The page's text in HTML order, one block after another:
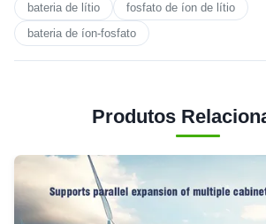
bateria de lítio
fosfato de íon de lítio
bateria de íon-fosfato
Produtos